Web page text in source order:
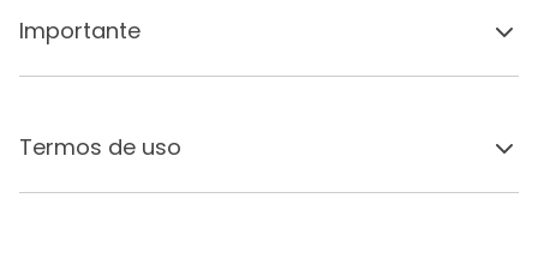
Importante
Termos de uso